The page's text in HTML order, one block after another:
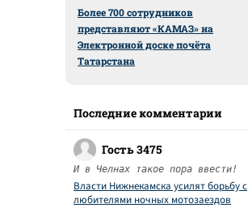
Более 700 сотрудников
представляют «КАМАЗ» на
Электронной доске почёта
Татарстана
Последние комментарии
Гость 3475
И в Челнах такое пора ввести!
Власти Нижнекамска усилят борьбу с
любителями ночных мотозаездов